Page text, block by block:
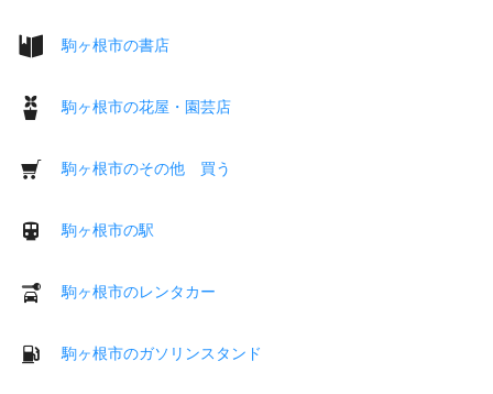
駒ヶ根市の書店
駒ヶ根市の花屋・園芸店
駒ヶ根市のその他 買う
駒ヶ根市の駅
駒ヶ根市のレンタカー
駒ヶ根市のガソリンスタンド